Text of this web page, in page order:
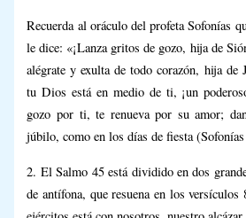
Recuerda al oráculo del profeta Sofonías
le dice: «¡Lanza gritos de gozo, hija de
alégrate y exulta de todo corazón, hija
tu Dios está en medio de ti, ¡un
gozo por ti, te renueva por su amor;
júbilo, como en los días de fiesta
2. El Salmo 45 está dividido en dos
de antífona, que resuena en los